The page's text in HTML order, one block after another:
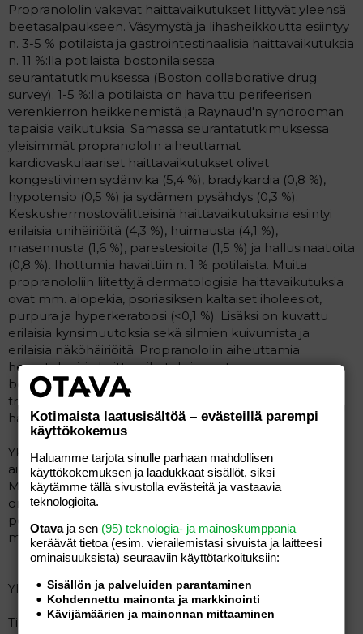
Propranololin vakavat haittavaikutukset liittyvät yleensä
beetasalpaukseen. Väsymystä ja lihasheikkoutta esiintyy
n. 3-5 % potilaista ja gastrointestinaalisia haittavaikutuksia
n. 11 %:lla potilaista bostonilaisessa
seurantatutkimuksessa (Boston collaborative drug
survey). 1-5 %:lla potilaista on havaittu perifeerisen
verenkierron heikkenemistä ja Raynaud'n syndrooman
tapaisia vaikutuksia. Samassa seurantatutkimuksessa
yleisimmät propranololin aiheuttamat
kardiovaskulaariset haittavaikutukset olivat
kongestiivinen sydänvika (5,4 %), bradykardia (0,8 %),
hypotensio (0,5 %) ja sydämen pysähdys (0,3 %).
Keskushermostovälitteisinä haittavaikutuksina esiintyi
erilaisia unihäiriöitä (4,3 %), huimausta (4,1 %),
masennusta (1,6 %), parestesioita (1,5 %) ja hallusinaatioita
(0,8 %). Ihottumia havaittiin n. 1 % potilaista. Muita
propranololiin liitettyjä dermatologisia haittavaikutuksia
ovat mm. alopekia, psoriasiksen kaltaiset iholeesiot,
purpura ja hyperkeratoosi (<0,1 %). Lisäksi on kuvattu
erilaisia kynsimuutoksia sekä silmien kuivumista ja
erilaisia näköhäiriöitä. Propranololin aiheuttamia
hematologisia haittavaikutuksia ovat mm.
beetasalpaukseen liittyvä veren eosinofilia,
trombosytopenia (<0,1 %) sekä hyvin harvinaisena
haittavaikutuksena agranulosytoosi.
Yksittäistapauksena on kuvattu propranololin
aiheuttaneen lupus-oireyhtymän kaltaisen tilan.
Maksaentsyymitasojen ja veren kaliumtasojen nousua
on kuvattu. Bronkospasmit, hypoglykemian
potentoituminen sekä impotenssi ovat myös
mahdollisia.
Yliannostus
Tiedot ylisuurten propranololiannosten toksisuudesta
Kotimaista laatusisältöä – evästeillä parempi
käyttökokemus
Haluamme tarjota sinulle parhaan mahdollisen
käyttökokemuksen ja laadukkaat sisällöt, siksi
käytämme tällä sivustolla evästeitä ja vastaavia
teknologioita.
Otavaja sen (95) teknologia- ja mainoskumppania
keräävät tietoa (esim. vierailemis­tasi sivuista ja laitteesi
ominaisuuk­sista) seuraaviin käyttötarkoituksiin:
Sisällön ja palveluiden parantaminen
Kohdennettu mainonta ja markkinointi
Kävijämäärien ja mainonnan mittaaminen